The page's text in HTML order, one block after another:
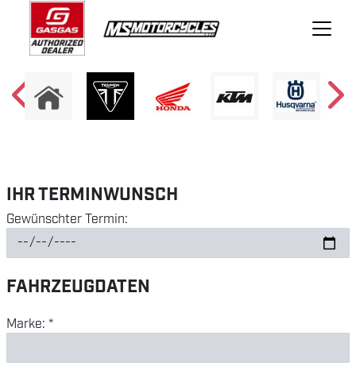
IHR TERMINWUNSCH
Gewünschter Termin:
FAHRZEUGDATEN
Marke: *